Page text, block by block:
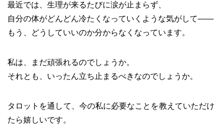
最近では、生理が来るたびに涙が止まらず、
自分の体がどんどん冷たくなっていくような気がして――
もう、どうしていいのか分からなくなっています。
私は、まだ頑張れるのでしょうか。
それとも、いったん立ち止まるべきなのでしょうか。
タロットを通して、今の私に必要なことを教えていただけ
たら嬉しいです。